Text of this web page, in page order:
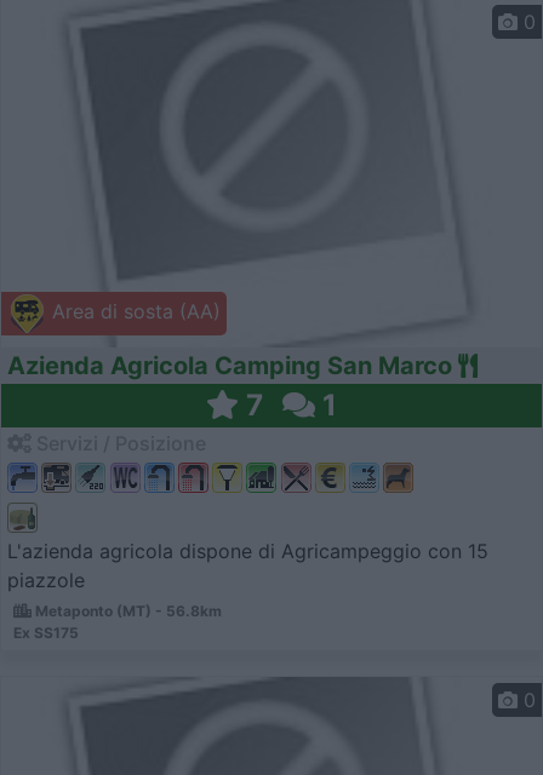
Area di sosta (AA)
0
Azienda Agricola Camping San Marco
7 1
L'azienda agricola dispone di Agricampeggio con 15
piazzole
Metaponto (MT) - 56.8km
Ex SS175
0